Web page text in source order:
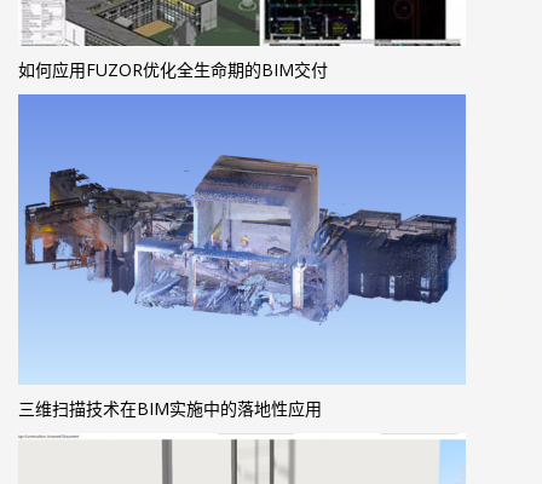
如何应用FUZOR优化全生命期的BIM交付
三维扫描技术在BIM实施中的落地性应用